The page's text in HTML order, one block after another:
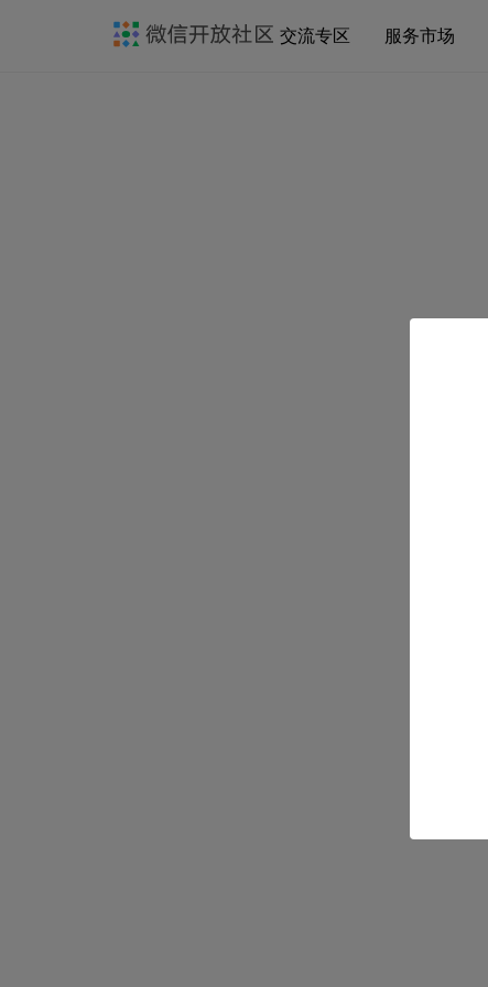
交流专区 服务市场